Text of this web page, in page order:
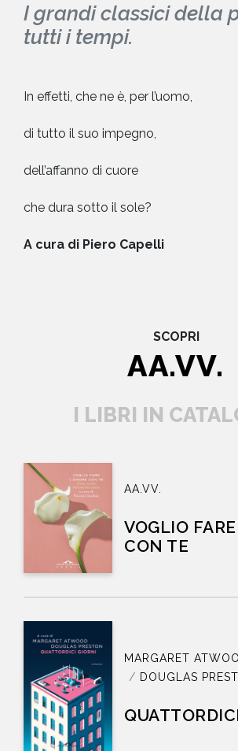
I grandi classici della
tutti i tempi.
In effetti, che ne è, per l’uomo,
di tutto il suo impegno,
dell’affanno di cuore
che dura sotto il sole?
A cura di Piero Capelli
SCOPRI
AA.VV.
I LIBRI IN
AA.VV.
VOGLIO
CON TE
MARGARET
DOUGLAS